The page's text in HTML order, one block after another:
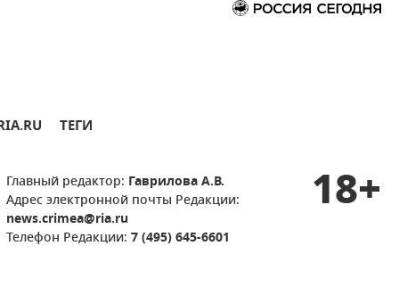
ТЕГИ
Главный редактор: Гаврилова А.В.
Адрес электронной почты Редакции:
news.crimea@ria.ru
Телефон Редакции: 7 (495) 645-6601
18+